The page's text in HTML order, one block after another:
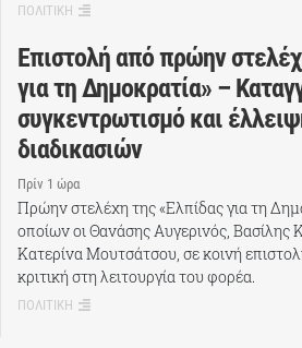
ΠΟΛΙΤΙΚΗ
Επιστολή από πρώην
για τη Δημοκρατία» –
συγκεντρωτισμό και
διαδικασιών
Πρίν 1 ώρα
Πρώην στελέχη της «Ελπίδας για τη
οποίων οι Θανάσης Αυγερινός, Βασίλης
Κατερίνα Μουτσάτσου, σε κοινή
κριτική στη λειτουργία του φορέα.
ΠΟΛΙΤΙΚΗ